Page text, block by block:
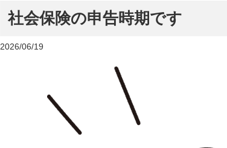
社会保険の申告時期です
2026/06/19